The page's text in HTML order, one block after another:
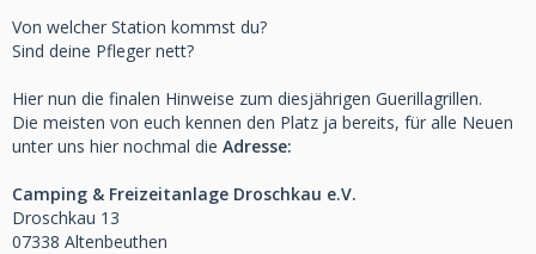
Von welcher Station kommst du?
Sind deine Pfleger nett?
Hier nun die finalen Hinweise zum diesjährigen Guerillagrillen.
Die meisten von euch kennen den Platz ja bereits, für alle Neuen
unter uns hier nochmal die Adresse:
Camping & Freizeitanlage Droschkau e.V.
Droschkau 13
07338 Altenbeuthen